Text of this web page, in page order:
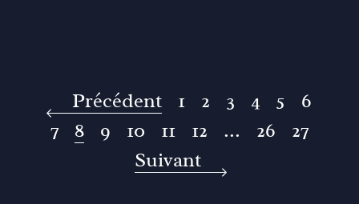
Précédent 1 2 3 4 5
6
7
8 9 10 11 12 ... 26
27
Suivant